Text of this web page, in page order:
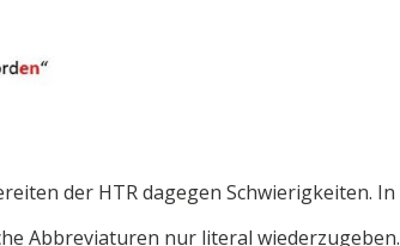
der HTR dagegen Schwierigkeiten. In
Abbreviaturen nur literal wiederzugeben.